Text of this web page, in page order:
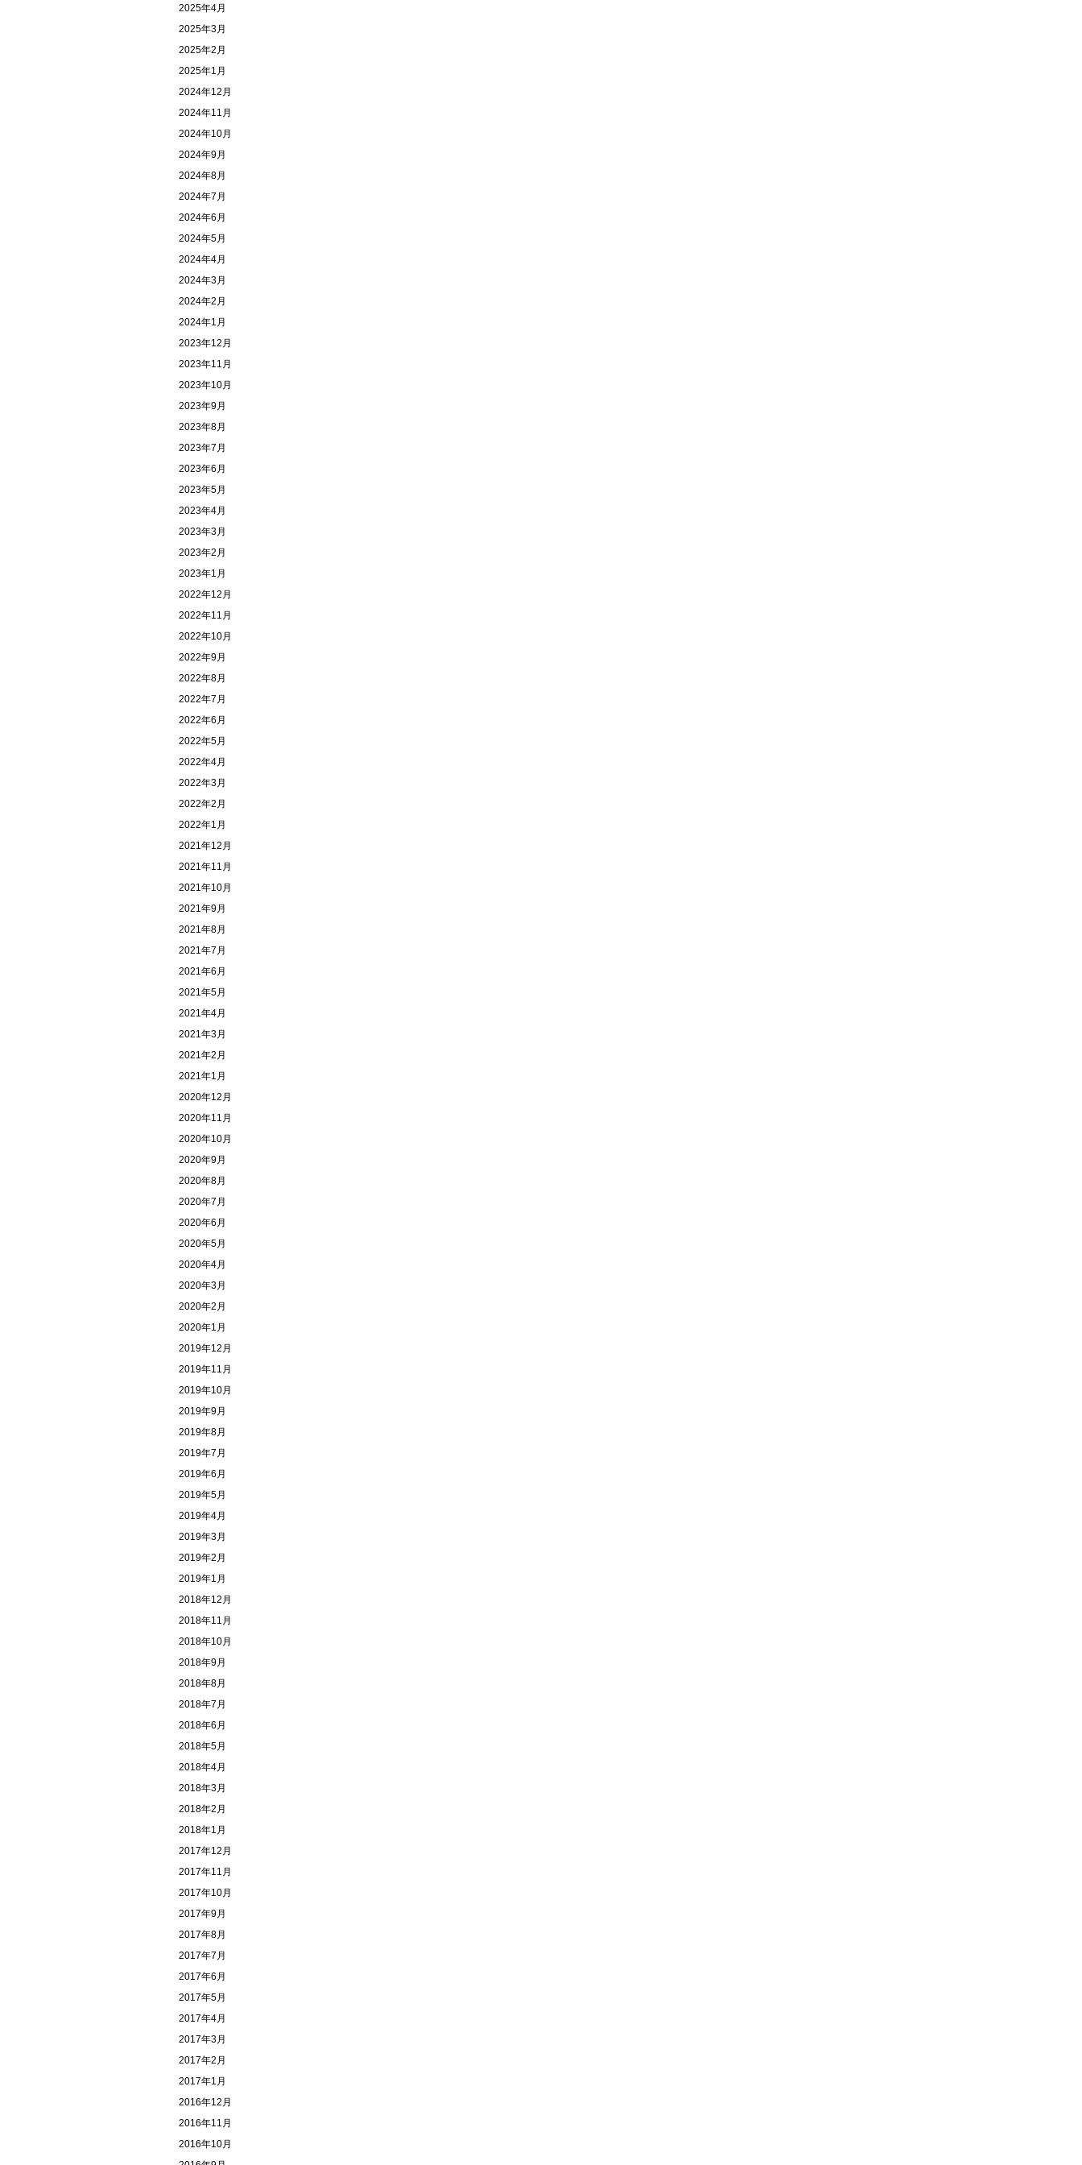
2025年4月
2025年3月
2025年2月
2025年1月
2024年12月
2024年11月
2024年10月
2024年9月
2024年8月
2024年7月
2024年6月
2024年5月
2024年4月
2024年3月
2024年2月
2024年1月
2023年12月
2023年11月
2023年10月
2023年9月
2023年8月
2023年7月
2023年6月
2023年5月
2023年4月
2023年3月
2023年2月
2023年1月
2022年12月
2022年11月
2022年10月
2022年9月
2022年8月
2022年7月
2022年6月
2022年5月
2022年4月
2022年3月
2022年2月
2022年1月
2021年12月
2021年11月
2021年10月
2021年9月
2021年8月
2021年7月
2021年6月
2021年5月
2021年4月
2021年3月
2021年2月
2021年1月
2020年12月
2020年11月
2020年10月
2020年9月
2020年8月
2020年7月
2020年6月
2020年5月
2020年4月
2020年3月
2020年2月
2020年1月
2019年12月
2019年11月
2019年10月
2019年9月
2019年8月
2019年7月
2019年6月
2019年5月
2019年4月
2019年3月
2019年2月
2019年1月
2018年12月
2018年11月
2018年10月
2018年9月
2018年8月
2018年7月
2018年6月
2018年5月
2018年4月
2018年3月
2018年2月
2018年1月
2017年12月
2017年11月
2017年10月
2017年9月
2017年8月
2017年7月
2017年6月
2017年5月
2017年4月
2017年3月
2017年2月
2017年1月
2016年12月
2016年11月
2016年10月